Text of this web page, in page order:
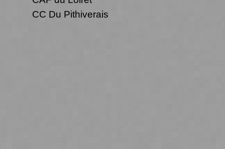
CC Du Pithiverais